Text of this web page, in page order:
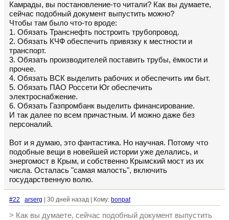
Камрады, вы постановление-то читали? Как вы думаете,
сейчас подобный документ выпустить можно?
Чтобы там было что-то вроде:
1. Обязать Транснефть построить трубопровод.
2. Обязать КЧФ обеспечить привязку к местности и
транспорт.
3. Обязать производителей поставить трубы, ёмкости и
прочее.
4. Обязать ВСК выделить рабочих и обеспечить им быт.
5. Обязать ПАО Россети Юг обеспечить
электроснабжение.
6. Обязать Газпромбанк выделить финансирование.
И так далее по всем причастным. И можно даже без
персоналий.
Вот и я думаю, это фантастика. Но научная. Потому что
подобные вещи в новейшей истории уже делались, и
энергомост в Крым, и собственно Крымский мост из их
числа. Осталась "самая малость", включить
государственную волю.
#22 arserg | 30 дней назад | Кому: bonpat
> Как вы думаете, сейчас подобный документ выпустить